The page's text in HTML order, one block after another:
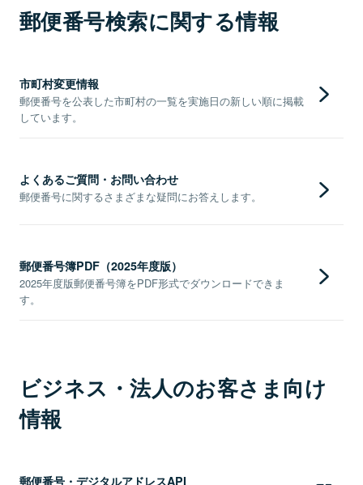
郵便番号検索に関する情報
市町村変更情報
郵便番号を公表した市町村の一覧を実施日の新しい順に掲載
しています。
よくあるご質問・お問い合わせ
郵便番号に関するさまざまな疑問にお答えします。
郵便番号簿PDF（2025年度版）
2025年度版郵便番号簿をPDF形式でダウンロードできま
す。
ビジネス・法人のお客さま向け
情報
郵便番号・デジタルアドレスAPI